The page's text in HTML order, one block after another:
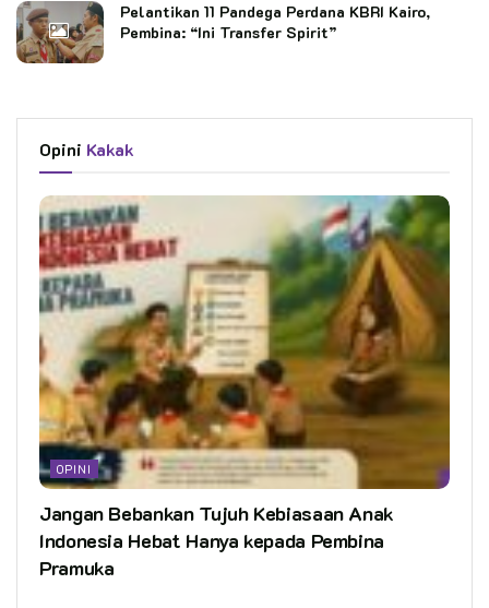
Pelantikan 11 Pandega Perdana KBRI Kairo,
Pembina: “Ini Transfer Spirit”
Opini Kakak
OPINI
Jangan Bebankan Tujuh Kebiasaan Anak
Indonesia Hebat Hanya kepada Pembina
Pramuka